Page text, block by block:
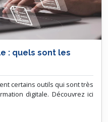
: quels sont les
certains outils qui sont très
digitale. Découvrez ici